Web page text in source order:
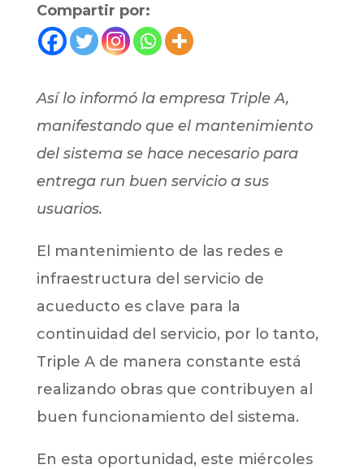
Compartir por:
Así lo informó la empresa Triple A,
manifestando que el mantenimiento
del sistema se hace necesario para
entrega run buen servicio a sus
usuarios.
El mantenimiento de las redes e
infraestructura del servicio de
acueducto es clave para la
continuidad del servicio, por lo tanto,
Triple A de manera constante está
realizando obras que contribuyen al
buen funcionamiento del sistema.
En esta oportunidad, este miércoles